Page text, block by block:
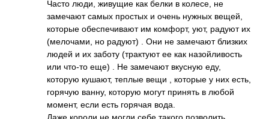
Часто люди, живущие как белки в колесе, не
замечают самых простых и очень нужных вещей,
которые обеспечивают им комфорт, уют, радуют их
(мелочами, но радуют) . Они не замечают близких
людей и их заботу (трактуют ее как назойливость
или что-то еще) . Не замечают вкусную еду,
которую кушают, теплые вещи , которые у них есть,
горячую ванну, которую могут принять в любой
момент, если есть горячая вода.